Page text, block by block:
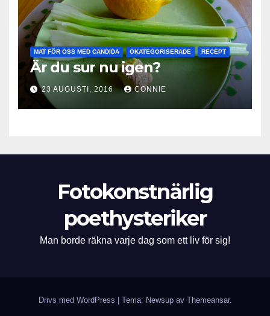
MAT FÖR OSS MED CANDIDA OKATEGORISERADE RECEPT
Är du sur nu igen?
23 AUGUSTI, 2016 CONNIE
Fotokonstnärlig
poethysteriker
Man borde räkna varje dag som ett liv för sig!
Drivs med WordPress Tema: Newsup av Themeansar.